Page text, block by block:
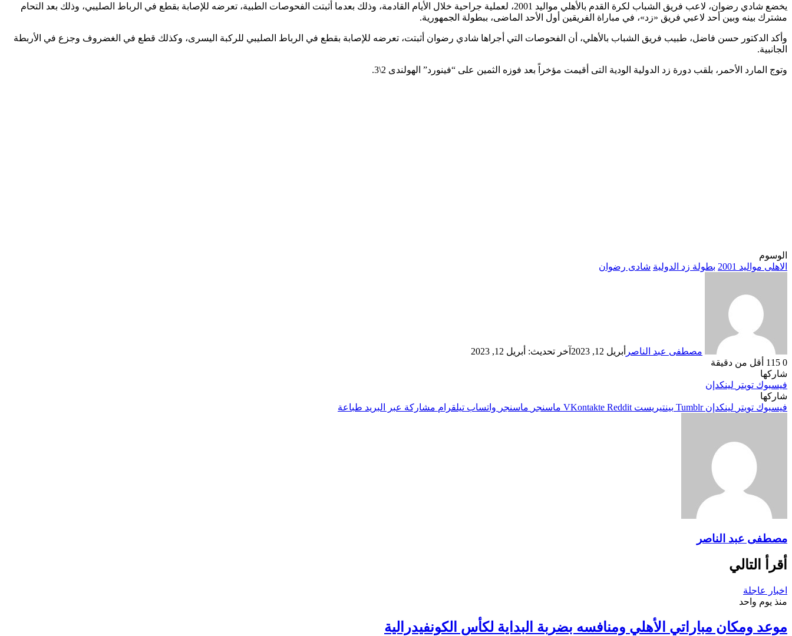
يخضع شادي رضوان، لاعب فريق الشباب لكرة القدم بالأهلي مواليد 2001، لعملية جراحية خلال الأيام القادمة، وذلك بعدما أثبتت الفحوصات الطبية، تعرضه للإصابة بقطع في الرباط الصليبي، وذلك بعد التحام
مشترك بينه وبين أحد لاعبي فريق «زد»، في مباراة الفريقين أول الأحد الماضى، ببطولة الجمهورية.
وأكد الدكتور حسن فاضل، طبيب فريق الشباب بالأهلي، أن الفحوصات التي أجراها شادي رضوان أثبتت، تعرضه للإصابة بقطع في الرباط الصليبي للركبة اليسرى، وكذلك قطع في الغضروف وجزع في الأربطة
الجانبية.
وتوج المارد الأحمر، بلقب دورة زد الدولية الودية التى أقيمت مؤخراً بعد فوزه الثمين على “فينورد” الهولندى 2\3.
الوسوم
الاهلى مواليد 2001
بطولة زد الدولية شادى رضوان
مصطفى عبد الناصر أبريل 12, 2023
آخر تحديث: أبريل 12, 2023
0
أقل من دقيقة
شاركها
فيسبوك تويتر لينكدإن
شاركها
فيسبوك تويتر لينكدإن بينتيريست ماسنجر ماسنجر واتساب تيلقرام مشاركة عبر البريد طباعة
مصطفى عبد الناصر
أقرأ التالي
اخبار عاجلة
منذ يوم واحد
موعد ومكان مباراتي الأهلي ومنافسه بضربة البداية لكأس الكونفيدرالية